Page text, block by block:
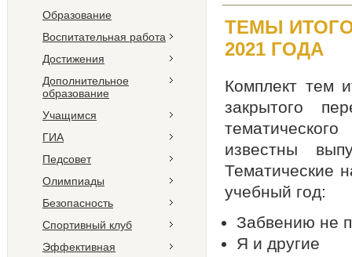
Образование
Воспитательная работа
Достижения
Дополнительное
образование
Учащимся
ГИА
Педсовет
Олимпиады
Безопасность
Спортивный клуб
Эффективная
ТЕМЫ
2021 ГОДА
Комплект тем
закрытого
известны
Тематические
учебный год:
Забвению не
Я и другие